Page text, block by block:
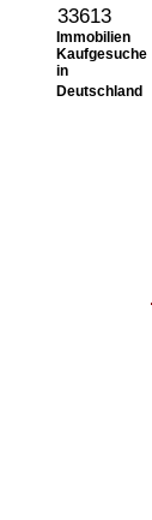
33613
Immobilien
Kaufgesuche
in
Deutschland